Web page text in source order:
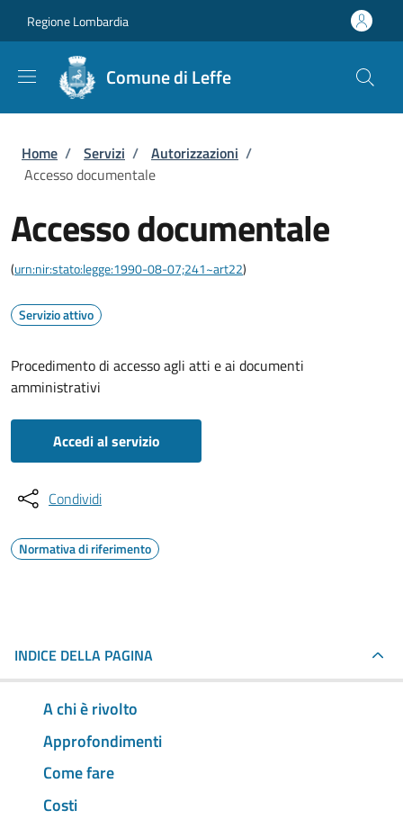
Regione Lombardia
Comune di Leffe
Briciole di pane
Home / Servizi / Autorizzazioni /
Accesso documentale
Accesso documentale
(urn:nir:stato:legge:1990-08-07;241~art22)
Servizio attivo
Procedimento di accesso agli atti e ai documenti
amministrativi
Accedi al servizio
Condividi
Normativa di riferimento
INDICE DELLA PAGINA
A chi è rivolto
Approfondimenti
Come fare
Costi